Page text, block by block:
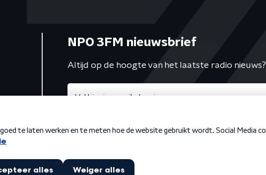
NPO 3FM nieuwsbrief
Altijd op de hoogte van het laatste radio nieuws?